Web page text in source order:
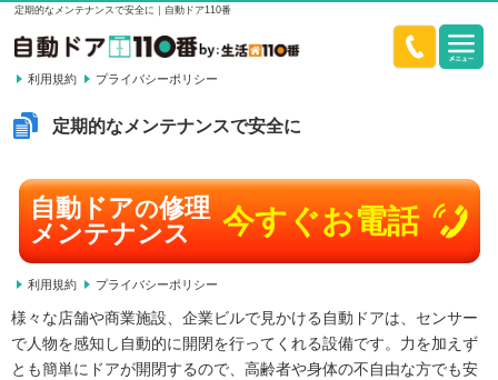
定期的なメンテナンスで安全に｜自動ドア110番
利用規約 プライバシーポリシー
定期的なメンテナンスで安全に
自動ドアの修理
メンテナンス
今すぐお電話
利用規約 プライバシーポリシー
様々な店舗や商業施設、企業ビルで見かける自動ドアは、センサー
で人物を感知し自動的に開閉を行ってくれる設備です。力を加えず
とも簡単にドアが開閉するので、高齢者や身体の不自由な方でも安